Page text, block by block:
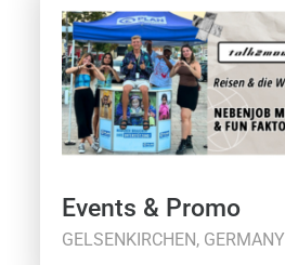
Events & Promo
GELSENKIRCHEN, GERMANY